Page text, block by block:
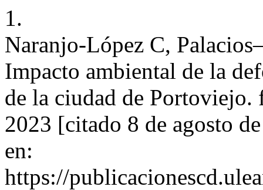
1.
Naranjo-López C,
Impacto ambiental de la
de la ciudad de
2023 [citado 8 de agosto
en:
https://